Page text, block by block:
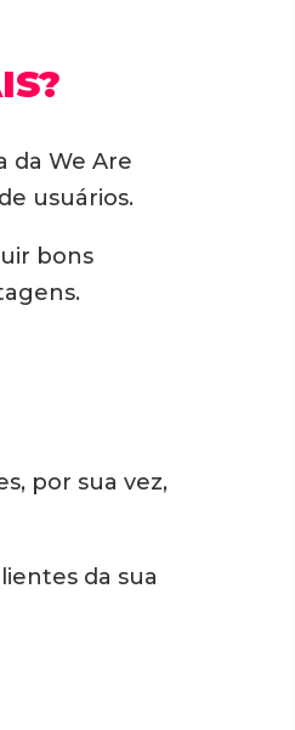
da We Are
usuários.
bons
por sua vez,
da sua